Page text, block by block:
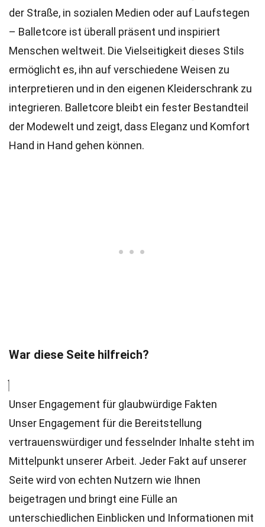
der Straße, in sozialen Medien oder auf Laufstegen
– Balletcore ist überall präsent und inspiriert
Menschen weltweit. Die Vielseitigkeit dieses Stils
ermöglicht es, ihn auf verschiedene Weisen zu
interpretieren und in den eigenen Kleiderschrank zu
integrieren. Balletcore bleibt ein fester Bestandteil
der Modewelt und zeigt, dass Eleganz und Komfort
Hand in Hand gehen können.
War diese Seite hilfreich?
Unser Engagement für glaubwürdige Fakten
Unser Engagement für die Bereitstellung
vertrauenswürdiger und fesselnder Inhalte steht im
Mittelpunkt unserer Arbeit. Jeder Fakt auf unserer
Seite wird von echten Nutzern wie Ihnen
beigetragen und bringt eine Fülle an
unterschiedlichen Einblicken und Informationen mit